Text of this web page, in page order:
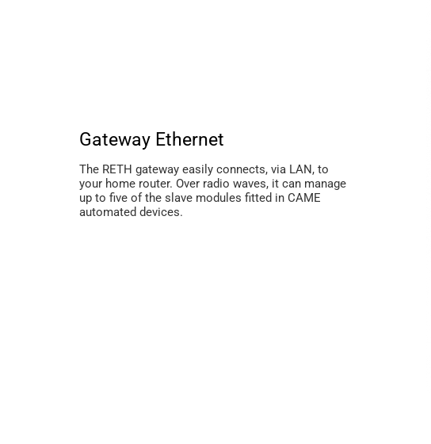
Gateway Ethernet
The RETH gateway easily connects, via LAN, to
your home router. Over radio waves, it can manage
up to five of the slave modules fitted in CAME
automated devices.